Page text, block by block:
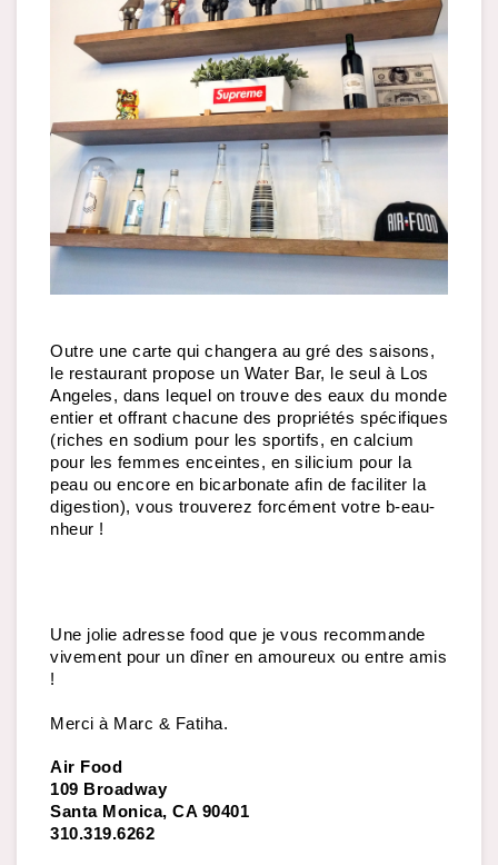
Outre une carte qui changera au gré des saisons,
le restaurant propose un Water Bar, le seul à Los
Angeles, dans lequel on trouve des eaux du monde
entier et offrant chacune des propriétés spécifiques
(riches en sodium pour les sportifs, en calcium
pour les femmes enceintes, en silicium pour la
peau ou encore en bicarbonate afin de faciliter la
digestion), vous trouverez forcément votre b-eau-
nheur !
Une jolie adresse food que je vous recommande
vivement pour un dîner en amoureux ou entre amis
!
Merci à Marc & Fatiha.
Air Food
109 Broadway
Santa Monica, CA 90401
310.319.6262